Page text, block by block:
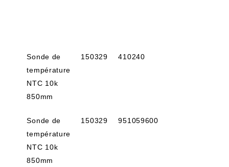
Sonde de
température
NTC 10k
850mm
150329 410240
Sonde de
température
NTC 10k
850mm
150329 951059600